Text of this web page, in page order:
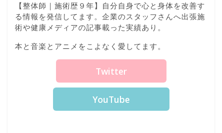
【整体師｜施術歴９年】自分自身で心と身体を改善す
る情報を発信してます。企業のスタッフさんへ出張施
術や健康メディアの記事載った実績あり。
本と音楽とアニメをこよなく愛してます。
Twitter
YouTube